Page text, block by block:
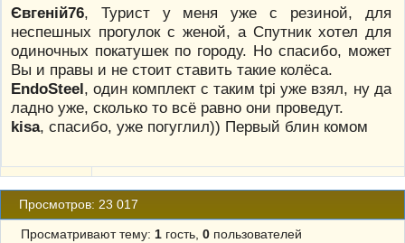
Євгеній76, Турист у меня уже с резиной, для
неспешных прогулок с женой, а Спутник хотел для
одиночных покатушек по городу. Но спасибо, может
Вы и правы и не стоит ставить такие колёса.
EndoSteel, один комплект с таким tpi уже взял, ну да
ладно уже, сколько то всё равно они проведут.
kisa, спасибо, уже погуглил)) Первый блин комом
Просмотров: 23 017
Просматривают тему: 1гость, 0пользователей